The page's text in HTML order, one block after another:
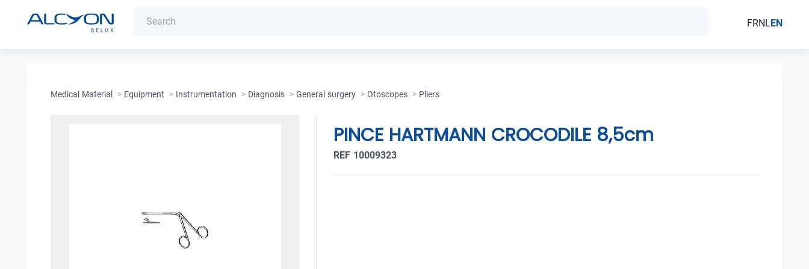
FRNLEN
Medical Material > Equipment > Instrumentation > Diagnosis > General surgery > Otoscopes > Pliers
PINCE HARTMANN CROCODILE 8,5cm
REF 10009323